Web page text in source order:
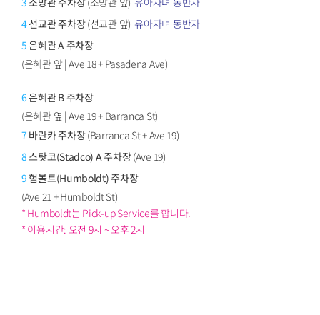
4선교관 주차장(선교관 앞) 유아자녀 동반자
5은혜관 A 주차장
(은혜관 앞 | Ave 18 + Pasadena Ave)
6은혜관 B 주차장
(은혜관 옆 | Ave 19 + Barranca St)
7 바란카 주차장(Barranca St + Ave 19)
8스탓코(Stadco) A 주차장(Ave 19)
9험볼트(Humboldt) 주차장
(Ave 21 + Humboldt St)
* Humboldt는 Pick-up Service를 합니다.
* 이용시간: 오전 9시 ~ 오후 2시